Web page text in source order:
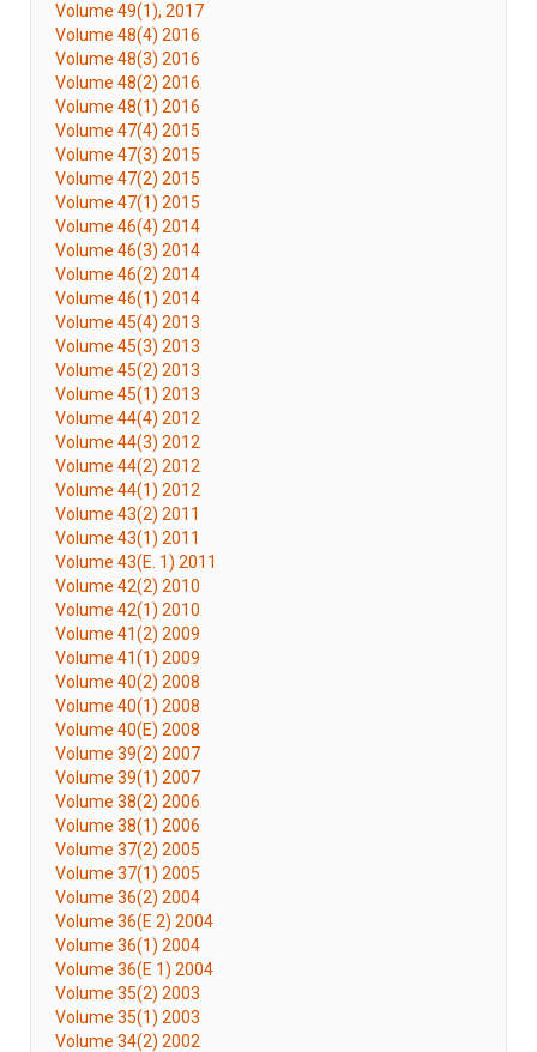
Volume 49(1), 2017
Volume 48(4) 2016
Volume 48(3) 2016
Volume 48(2) 2016
Volume 48(1) 2016
Volume 47(4) 2015
Volume 47(3) 2015
Volume 47(2) 2015
Volume 47(1) 2015
Volume 46(4) 2014
Volume 46(3) 2014
Volume 46(2) 2014
Volume 46(1) 2014
Volume 45(4) 2013
Volume 45(3) 2013
Volume 45(2) 2013
Volume 45(1) 2013
Volume 44(4) 2012
Volume 44(3) 2012
Volume 44(2) 2012
Volume 44(1) 2012
Volume 43(2) 2011
Volume 43(1) 2011
Volume 43(E. 1) 2011
Volume 42(2) 2010
Volume 42(1) 2010
Volume 41(2) 2009
Volume 41(1) 2009
Volume 40(2) 2008
Volume 40(1) 2008
Volume 40(E) 2008
Volume 39(2) 2007
Volume 39(1) 2007
Volume 38(2) 2006
Volume 38(1) 2006
Volume 37(2) 2005
Volume 37(1) 2005
Volume 36(2) 2004
Volume 36(E 2) 2004
Volume 36(1) 2004
Volume 36(E 1) 2004
Volume 35(2) 2003
Volume 35(1) 2003
Volume 34(2) 2002